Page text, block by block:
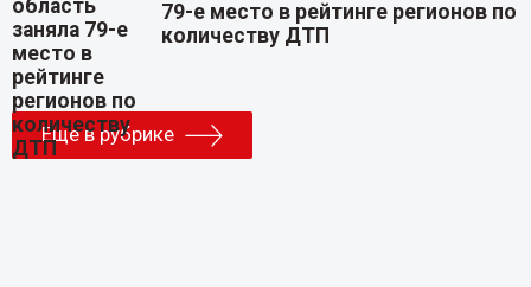
79-е место в рейтинге регионов по
количеству ДТП
Еще в рубрике